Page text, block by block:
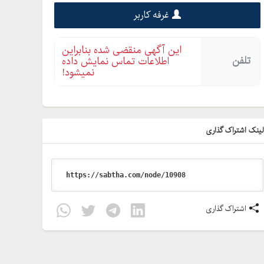
غرفه کاربر
تلفن
این آگهی منقضی شده بنابراین
اطلاعات تماس نمایش داده
نمیشود!
اشتراک گذاری
اشتراک گذاری